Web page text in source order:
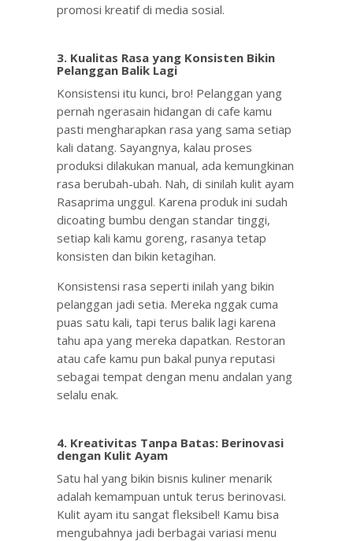
promosi kreatif di media sosial.
3. Kualitas Rasa yang Konsisten Bikin
Pelanggan Balik Lagi
Konsistensi itu kunci, bro! Pelanggan yang
pernah ngerasain hidangan di cafe kamu
pasti mengharapkan rasa yang sama setiap
kali datang. Sayangnya, kalau proses
produksi dilakukan manual, ada kemungkinan
rasa berubah-ubah. Nah, di sinilah kulit ayam
Rasaprima unggul. Karena produk ini sudah
dicoating bumbu dengan standar tinggi,
setiap kali kamu goreng, rasanya tetap
konsisten dan bikin ketagihan.
Konsistensi rasa seperti inilah yang bikin
pelanggan jadi setia. Mereka nggak cuma
puas satu kali, tapi terus balik lagi karena
tahu apa yang mereka dapatkan. Restoran
atau cafe kamu pun bakal punya reputasi
sebagai tempat dengan menu andalan yang
selalu enak.
4. Kreativitas Tanpa Batas: Berinovasi
dengan Kulit Ayam
Satu hal yang bikin bisnis kuliner menarik
adalah kemampuan untuk terus berinovasi.
Kulit ayam itu sangat fleksibel! Kamu bisa
mengubahnya jadi berbagai variasi menu